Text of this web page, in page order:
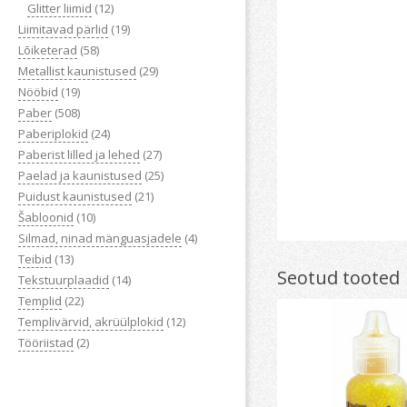
Glitter liimid (12)
Liimitavad pärlid (19)
Lõiketerad (58)
Metallist kaunistused (29)
Nööbid (19)
Paber (508)
Paberiplokid (24)
Paberist lilled ja lehed (27)
Paelad ja kaunistused (25)
Puidust kaunistused (21)
Šabloonid (10)
Silmad, ninad mänguasjadele (4)
Teibid (13)
Tekstuurplaadid (14)
Templid (22)
Templivärvid, akrüülplokid (12)
Tööriistad (2)
Seotud tooted